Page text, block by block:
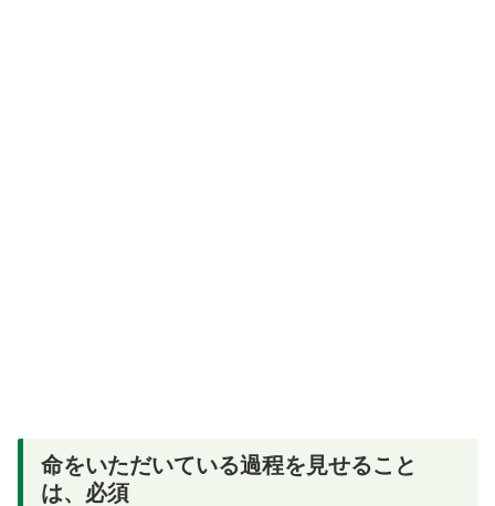
命をいただいている過程を見せること
は、必須